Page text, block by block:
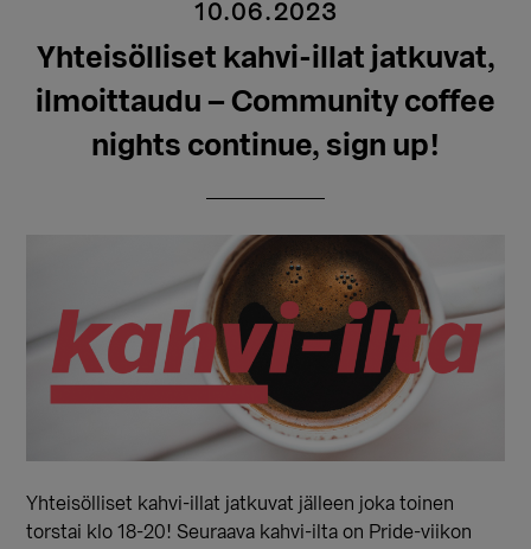
10.06.2023
Yhteisölliset kahvi-illat jatkuvat,
ilmoittaudu – Community coffee
nights continue, sign up!
Yhteisölliset kahvi-illat jatkuvat jälleen joka toinen
torstai klo 18-20! Seuraava kahvi-ilta on Pride-viikon